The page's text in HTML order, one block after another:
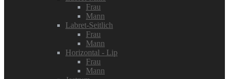
Frau
Mann
Labret-Seitlich
Frau
Mann
Horizontal - Lip
Frau
Mann